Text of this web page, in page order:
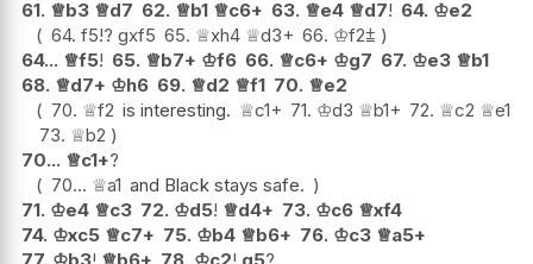
61. ♕b3 ♕d7 62. ♕b1 ♕c6+ 63. ♕e4 ♕d7! 64. ♔e2
64. f5!? gxf5 65. ♕xh4 ♕d3+ 66. ♔f2⩲
64... ♕f5! 65. ♕b7+ ♔f6 66. ♕c6+ ♔g7 67. ♔e3 ♕b1
68. ♕d7+ ♔h6 69. ♕d2 ♕f1 70. ♕e2
70. ♕f2 is interesting. ♕c1+ 71. ♔d3 ♕b1+ 72. ♕c2 ♕e1
73. ♕b2
70... ♕c1+?
70... ♕a1 and Black stays safe.
71. ♔e4 ♕c3 72. ♔d5! ♕d4+ 73. ♔c6 ♕xf4
74. ♔xc5 ♕c7+ 75. ♔b4 ♕b6+ 76. ♔c3 ♕a5+
77. ♔b3! ♕b6+ 78. ♔c2! g5?